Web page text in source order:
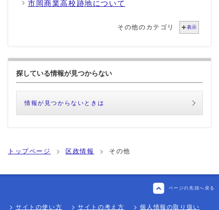
市岡商業高校跡地について
その他のカテゴリ 表示
探している情報が見つからない
情報が見つからないときは
トップページ 区政情報 その他
ページの先頭へ戻る
サイトの使い方 サイトの考え方 個人情報の取り扱い